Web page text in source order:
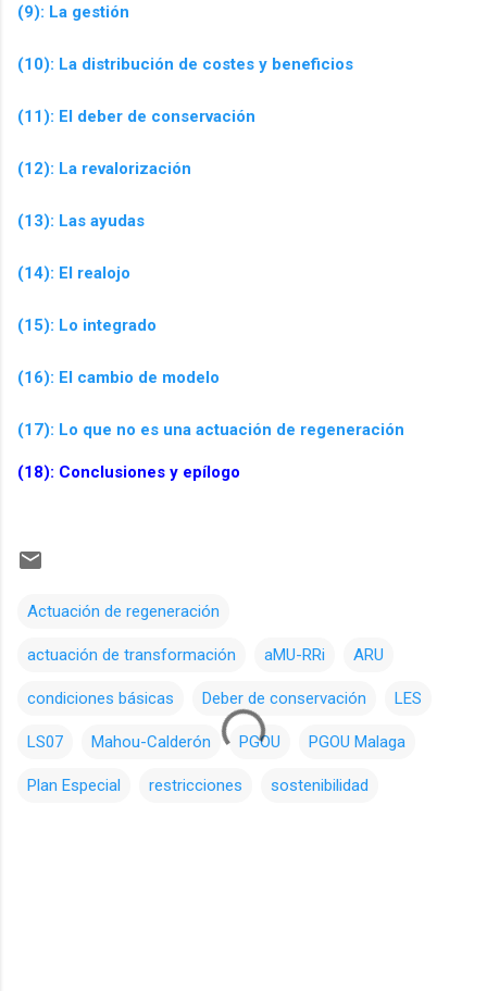
(9): La gestión
(10): La distribución de costes y beneficios
(11): El deber de conservación
(12): La revalorización
(13): Las ayudas
(14): El realojo
(15): Lo integrado
(16): El cambio de modelo
(17): Lo que no es una actuación de regeneración
(18): Conclusiones y epílogo
Actuación de regeneración
actuación de transformación aMU-RRi ARU
condiciones básicas Deber de conservación LES
LS07 Mahou-Calderón PGOU PGOU Malaga
Plan Especial restricciones sostenibilidad